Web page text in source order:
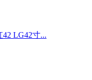
LG42寸...